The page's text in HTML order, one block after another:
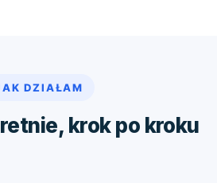
DZIAŁAM
krok po kroku